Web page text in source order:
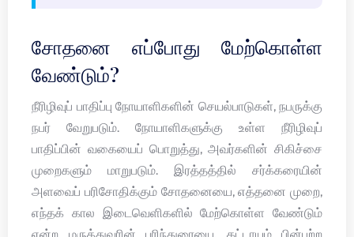
சோதனை எப்போது மேற்கொள்ள
வேண்டும்?
நீரிழிவுப் பாதிப்பு நோயாளிகளின் செயல்பாடுகள், நபருக்கு
நபர் வேறுபடும். நோயாளிகளுக்கு உள்ள நீரிழிவுப்
பாதிப்பின் வகையைப் பொறுத்து, அவர்களின் சிகிச்சை
முறைகளும் மாறுபடும். இரத்தத்தில் சர்க்கரையின்
அளவைப் பரிசோதிக்கும் சோதனையை, எத்தனை முறை,
எந்தக் கால இடைவெளிகளில் மேற்கொள்ள வேண்டும்